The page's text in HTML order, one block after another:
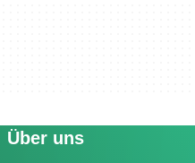
Über uns